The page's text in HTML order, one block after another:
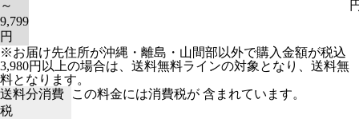
～
9,799
円
※お届け先住所が沖縄・離島・山間部以外で購入金額が税込
3,980円以上の場合は、送料無料ラインの対象となり、送料無
料となります。
送料分消費
税
この料金には消費税が 含まれています。